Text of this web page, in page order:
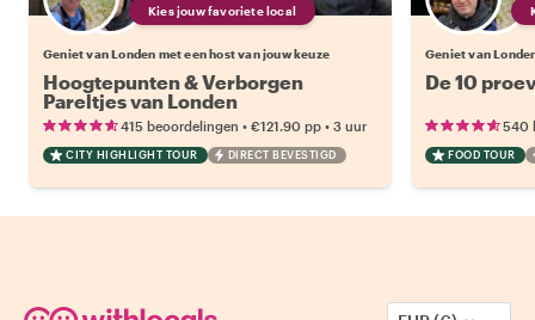
Kies jouw favoriete local
Geniet van Londen met een host van jouw keuze
Hoogtepunten & Verborgen
Pareltjes van Londen
415 beoordelingen • €121.90 pp • 3 uur
CITY HIGHLIGHT TOUR DIRECT BEVESTIGD
Geniet van
De 10
540
FOOD TOUR